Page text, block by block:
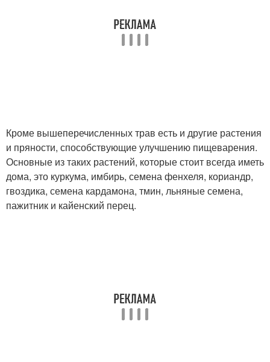
Кроме вышеперечисленных трав есть и другие растения
и пряности, способствующие улучшению пищеварения.
Основные из таких растений, которые стоит всегда иметь
дома, это куркума, имбирь, семена фенхеля, кориандр,
гвоздика, семена кардамона, тмин, льняные семена,
пажитник и кайенский перец.